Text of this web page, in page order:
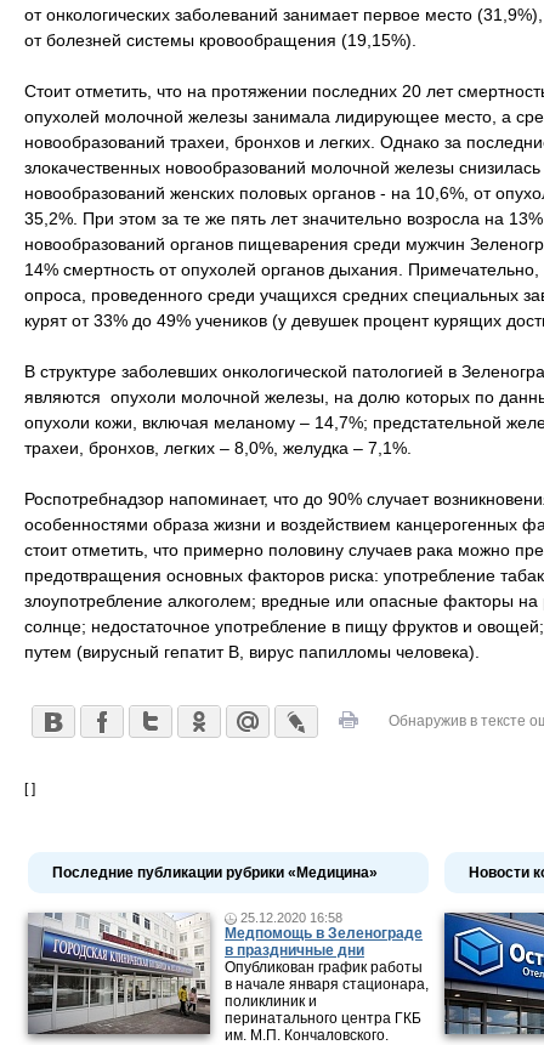
от онкологических заболеваний занимает первое место
от болезней системы кровообращения (19,15%).
Стоит отметить, что на протяжении последних 20 лет
опухолей молочной железы занимала лидирующее место, а
новообразований трахеи, бронхов и легких. Однако за
злокачественных новообразований молочной железы
новообразований женских половых органов - на 10,6%, от
35,2%. При этом за те же пять лет значительно возросла на
новообразований органов пищеварения среди мужчин
14% смертность от опухолей органов дыхания.
опроса, проведенного среди учащихся средних специальных
курят от 33% до 49% учеников (у девушек процент курящих
В структуре заболевших онкологической патологией в
являются опухоли молочной железы, на долю которых по
опухоли кожи, включая меланому – 14,7%; предстательной
трахеи, бронхов, легких – 8,0%, желудка – 7,1%.
Роспотребнадзор напоминает, что до 90% случает
особенностями образа жизни и воздействием канцерогенных
стоит отметить, что примерно половину случаев рака можно
предотвращения основных факторов риска: употребление
злоупотребление алкоголем; вредные или опасные факторы
солнце; недостаточное употребление в пищу фруктов и
путем (вирусный гепатит В, вирус папилломы человека).
Обнаружив в тексте
[ ]
Последние публикации рубрики «Медицина»
25.12.2020 16:58
Медпомощь в Зеленограде
в праздничные дни
Опубликован график работы
в начале января стационара,
поликлиник и
перинатального центра ГКБ
им. М.П. Кончаловского.
Новости